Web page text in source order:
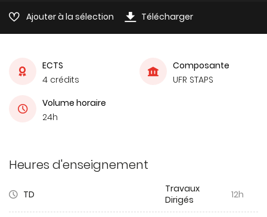
Ajouter à la sélection Télécharger
ECTS
4 crédits
Composante
UFR STAPS
Volume horaire
24h
Heures d'enseignement
TD
Travaux
Dirigés
12h